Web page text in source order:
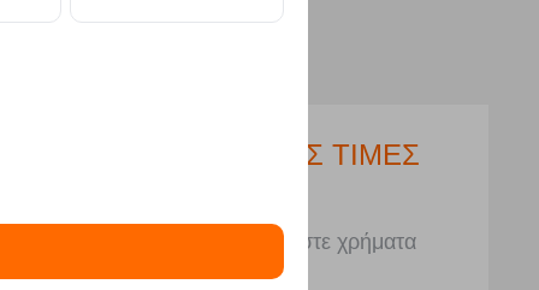
ΧΑΜΗΛΕΣ ΤΙΜΕΣ
Εξοικονομήστε χρήματα